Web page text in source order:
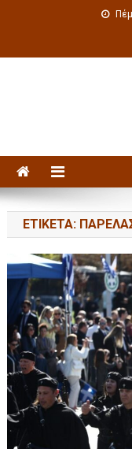
ΕΤΙΚΈΤΑ: